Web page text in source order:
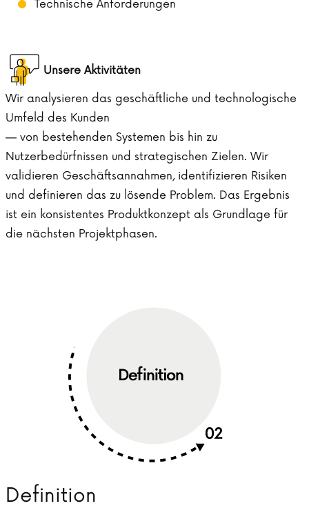
Technische Anforderungen
Unsere Aktivitäten
Wir analysieren das geschäftliche und technologische
Umfeld des Kunden
— von bestehenden Systemen bis hin zu
Nutzerbedürfnissen und strategischen Zielen. Wir
validieren Geschäftsannahmen, identifizieren Risiken
und definieren das zu lösende Problem. Das Ergebnis
ist ein konsistentes Produktkonzept als Grundlage für
die nächsten Projektphasen.
Definition